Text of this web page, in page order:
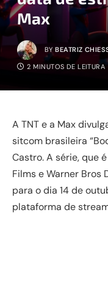
Max
BY BEATRIZ
2 MINUTOS DE LEITURA
A TNT e a Max
sitcom brasileira
Castro. A série, que
Films e Warner Bros
para o dia 14 de
plataforma de